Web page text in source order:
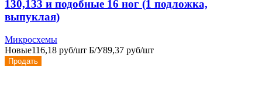
130,133 и подобные 16 ног (1 подложка,
выпуклая)
Микросхемы
Новые116,18 руб/шт Б/У89,37 руб/шт
Продать